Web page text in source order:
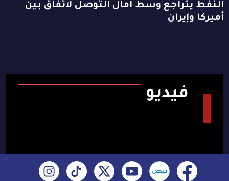
النفط يتراجع وسط آمال التوصل لاتفاق بين
أميركا وإيران
فيديو